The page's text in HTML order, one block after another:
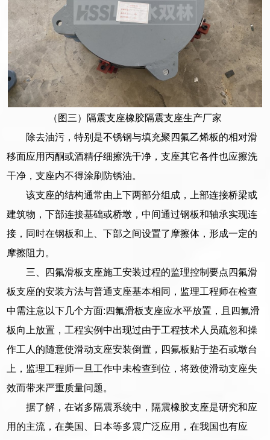
（图三）隔震支座橡胶隔震支座生产厂家
除去油污，特别是不锈钢与填充聚四氟乙烯板的相对滑
移面应用丙酮或酒精仔细擦洗干净，支座其它各件也应擦洗
干净，支座内不得涂刷防锈油。
该支座的结构通常由上下两部分组成，上部连接桥梁或
建筑物，下部连接基础或桥墩，中间通过钢板和轴承实现连
接，同时在钢板和上、下部之间设置了摩擦体，形成一定的
摩擦阻力。
三、四氟滑板支座施工安装过程的监理控制要点四氟滑
板支座的安装方法与普通支座基本相同，监理工程师在检查
中需注意以下几个方面:四氟滑板支座应水平放置，且四氟滑
板向上放置，工程实例中出现过由于工程技术人员疏忽和操
作工人的随意使滑动支座安装倒置，四氟板贴于垫石或墩台
上，监理工程师一旦工作中未检查到位，将致使滑动支座失
效而带来严重质量问题。
据了解，在诸多隔震系统中，隔震橡胶支座是研究和应
用的主流，在美国、日本等多震广泛应用，在我国也有应